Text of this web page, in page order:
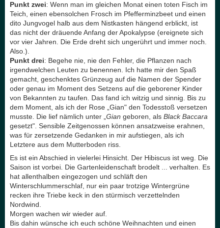
Punkt zwei: Wenn man im gleichen Monat einen toten Fisch im
Teich, einen ebensolchen Frosch im Pfefferminzbeet und einen
dito Jungvogel halb aus dem Nistkasten hängend erblickt, ist
das nicht der dräuende Anfang der Apokalypse (ereignete sich
vor vier Jahren. Die Erde dreht sich ungerührt und immer noch.
Also.).
Punkt drei: Begehe nie, nie den Fehler, die Pflanzen nach
irgendwelchen Leuten zu benennen. Ich hatte mir den Spaß
gemacht, geschenktes Grünzeug auf die Namen der Spender
oder genau im Moment des Setzens auf die geborener Kinder
von Bekannten zu taufen. Das fand ich witzig und sinnig. Bis zu
dem Moment, als ich der Rose „Gian" den Todesstoß versetzen
musste. Die lief nämlich unter „Gian geboren, als Black Baccara
gesetzt". Sensible Zeitgenossen können ansatzweise erahnen,
was für zersetzende Gedanken in mir aufstiegen, als ich
Letztere aus dem Mutterboden riss.
Es ist ein Abschied in vielerlei Hinsicht. Der Hibiscus ist weg. Die
Saison ist vorbei. Die Gartenleidenschaft brodelt ... verhalten. Es
hat allenthalben eingezogen und schläft den
Winterschlummerschlaf, nur ein paar trotzige Wintergrüne
recken ihre Triebe keck in den stürmisch verzettelnden
Nordwind.
Morgen wachen wir wieder auf.
Bis dahin wünsche ich euch schöne Weihnachten und einen